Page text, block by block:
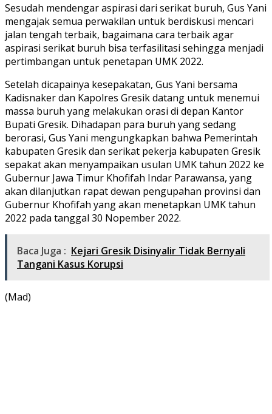
Sesudah mendengar aspirasi dari serikat buruh, Gus Yani
mengajak semua perwakilan untuk berdiskusi mencari
jalan tengah terbaik, bagaimana cara terbaik agar
aspirasi serikat buruh bisa terfasilitasi sehingga menjadi
pertimbangan untuk penetapan UMK 2022.
Setelah dicapainya kesepakatan, Gus Yani bersama
Kadisnaker dan Kapolres Gresik datang untuk menemui
massa buruh yang melakukan orasi di depan Kantor
Bupati Gresik. Dihadapan para buruh yang sedang
berorasi, Gus Yani mengungkapkan bahwa Pemerintah
kabupaten Gresik dan serikat pekerja kabupaten Gresik
sepakat akan menyampaikan usulan UMK tahun 2022 ke
Gubernur Jawa Timur Khofifah Indar Parawansa, yang
akan dilanjutkan rapat dewan pengupahan provinsi dan
Gubernur Khofifah yang akan menetapkan UMK tahun
2022 pada tanggal 30 Nopember 2022.
Baca Juga : Kejari Gresik Disinyalir Tidak Bernyali
Tangani Kasus Korupsi
(Mad)